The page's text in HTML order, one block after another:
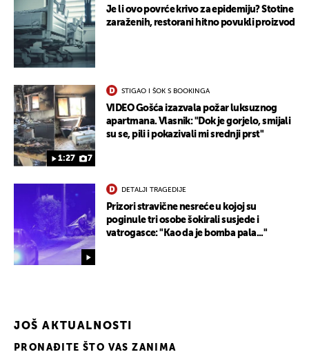
Je li ovo povrće krivo za epidemiju? Stotine
zaraženih, restorani hitno povukli proizvod
1:27 7
STIGAO I ŠOK S BOOKINGA
VIDEO Gošća izazvala požar luksuznog
apartmana. Vlasnik: "Dok je gorjelo, smijali
su se, pili i pokazivali mi srednji prst"
DETALJI TRAGEDIJE
Prizori stravične nesreće u kojoj su
poginule tri osobe šokirali susjede i
vatrogasce: "Kao da je bomba pala..."
JOŠ AKTUALNOSTI
PRONAĐITE ŠTO VAS ZANIMA